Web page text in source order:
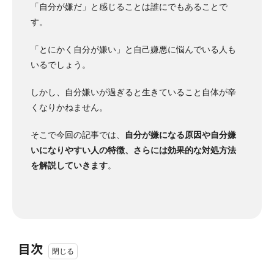
「自分が嫌だ」と感じることは誰にでもあることで
す。
「とにかく自分が嫌い」と自己嫌悪に悩んでいる人も
いるでしょう。
しかし、自分嫌いが過ぎると生きていること自体が辛
くなりかねません。
そこで今回の記事では、
自分が嫌になる原因や自分嫌
いになりやすい人の特徴、さらには効果的な対処方法
を解説していきます。
目次